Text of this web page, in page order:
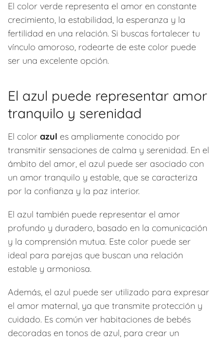
El color verde representa el amor en constante
crecimiento, la estabilidad, la esperanza y la
fertilidad en una relación. Si buscas fortalecer tu
vínculo amoroso, rodearte de este color puede
ser una excelente opción.
El azul puede representar amor
tranquilo y serenidad
El color azul es ampliamente conocido por
transmitir sensaciones de calma y serenidad. En el
ámbito del amor, el azul puede ser asociado con
un amor tranquilo y estable, que se caracteriza
por la confianza y la paz interior.
El azul también puede representar el amor
profundo y duradero, basado en la comunicación
y la comprensión mutua. Este color puede ser
ideal para parejas que buscan una relación
estable y armoniosa.
Además, el azul puede ser utilizado para expresar
el amor maternal, ya que transmite protección y
cuidado. Es común ver habitaciones de bebés
decoradas en tonos de azul, para crear un